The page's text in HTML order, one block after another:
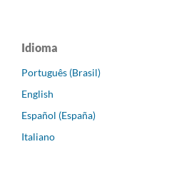
Idioma
Português (Brasil)
English
Español (España)
Italiano